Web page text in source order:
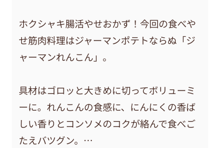
ホクシャキ腸活やせおかず！今回の食べや
せ筋肉料理はジャーマンポテトならぬ「ジ
ャーマンれんこん」。
具材はゴロッと大きめに切ってボリューミ
ーに。れんこんの食感に、にんにくの香ば
しい香りとコンソメのコクが絡んで食べご
たえバツグン。…